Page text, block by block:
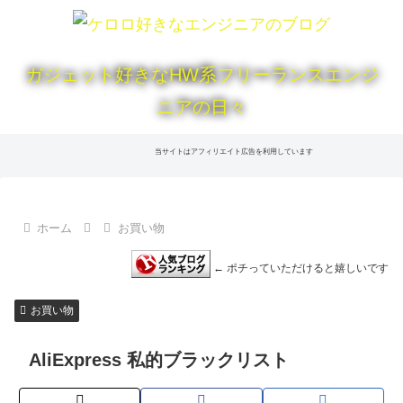
ガジェット好きなHW系フリーランスエンジ
ニアの日々
当サイトはアフィリエイト広告を利用しています
ホーム お買い物
← ポチっていただけると嬉しいです
お買い物
AliExpress 私的ブラックリスト